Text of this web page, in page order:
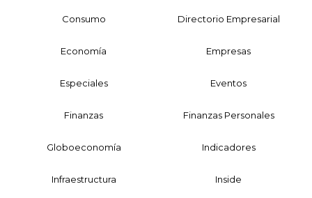
Consumo Directorio Empresarial
Economía Empresas
Especiales Eventos
Finanzas Finanzas Personales
Globoeconomía Indicadores
Infraestructura Inside